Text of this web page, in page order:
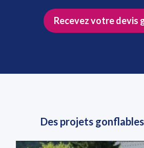
Recevez votre devis
Des projets